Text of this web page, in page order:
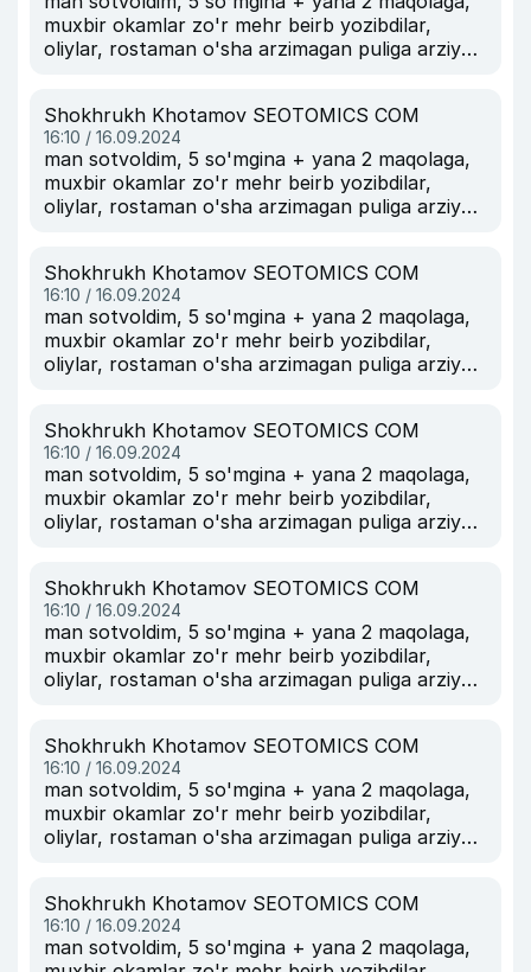
muxbir okamlar zo'r mehr beirb yozibdilar,
oliylar, rostaman o'sha arzimagan puliga arziydi.
Shokhrukh Khotamov SEOTOMICS COM
16:10 / 16.09.2024
man sotvoldim, 5 so'mgina + yana 2 maqolaga,
muxbir okamlar zo'r mehr beirb yozibdilar,
oliylar, rostaman o'sha arzimagan puliga arziydi.
Shokhrukh Khotamov SEOTOMICS COM
16:10 / 16.09.2024
man sotvoldim, 5 so'mgina + yana 2 maqolaga,
muxbir okamlar zo'r mehr beirb yozibdilar,
oliylar, rostaman o'sha arzimagan puliga arziydi.
Shokhrukh Khotamov SEOTOMICS COM
16:10 / 16.09.2024
man sotvoldim, 5 so'mgina + yana 2 maqolaga,
muxbir okamlar zo'r mehr beirb yozibdilar,
oliylar, rostaman o'sha arzimagan puliga arziydi.
Shokhrukh Khotamov SEOTOMICS COM
16:10 / 16.09.2024
man sotvoldim, 5 so'mgina + yana 2 maqolaga,
muxbir okamlar zo'r mehr beirb yozibdilar,
oliylar, rostaman o'sha arzimagan puliga arziydi.
Shokhrukh Khotamov SEOTOMICS COM
16:10 / 16.09.2024
man sotvoldim, 5 so'mgina + yana 2 maqolaga,
muxbir okamlar zo'r mehr beirb yozibdilar,
oliylar, rostaman o'sha arzimagan puliga arziydi.
Shokhrukh Khotamov SEOTOMICS COM
16:10 / 16.09.2024
man sotvoldim, 5 so'mgina + yana 2 maqolaga,